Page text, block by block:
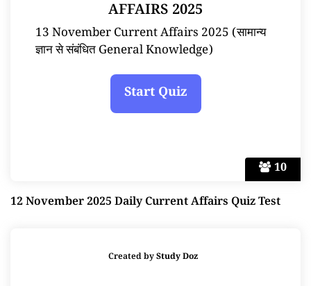
10
AFFAIRS 2025
13 November Current Affairs 2025 (सामान्य
ज्ञान से संबंधित General Knowledge)
12 November 2025 Daily Current Affairs Quiz Test
Created byStudy Doz